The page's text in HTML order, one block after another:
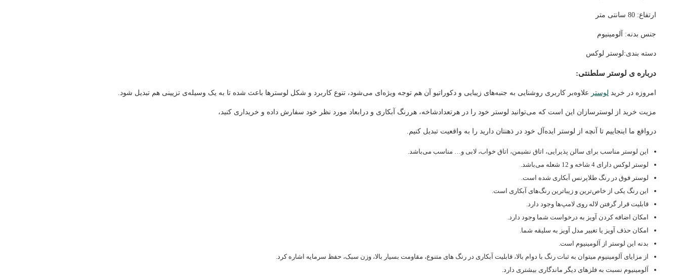
ارتفاع: 80 سانتی متر
جنس بدنه: آلومینیوم
دسته بندی:لوستر لوکس
درباره ی لوستر سلطنتی:
امروزه در خرید لوستر علاوه‌بر کاربری روشنایی به جنبه‌های زیبایی و دکوراتیو آن هم توجه ویژه‌ای می‌شود، تنوع کاربرد و شکل لوسترها باعث شده تا به یک وسیله‌ی تزیینی هم تبدیل شود.
مزیت خرید از لوسترسازان این است که می‌توانید لوستر خود را در هرتعدادشاخه، هررنگ آبکاری و درابعاد مورد نظر خود سفارش داده و خریداری کنید،
درواقع ما اینجاییم تا آنچه از لوستر ایده‌آل خود در ذهنتان دارید را به واقعیت تبدیل کنیم.
این لوستر مناسب برای سالن پذیرایی، اتاق نشیمن، اتاق خواب، لابی و… مناسب می‌باشد.
لوستر لوکس دارای 4 شاخه و 12 شعله می‌باشد.
لوستر فوق در رنگ طلاپرنس آبکاری شده است.
این رنگ یکی از خاص‌ترین و زیباترین رنگ‌های آبکاری است.
قابلیت قرار گرفتن لاله روی لامپ‌ها وجود دارد.
امکان اضافه کردن آویز به درخواست شما وجود دارد.
امکان حذف آویز یا تغییر مدل آویز به سلیقه شما.
بدنه این لوستر از آلومینیوم است.
از مزایای آلومینیوم میتوان به ثبات رنگ با دوام بالا، قابلیت آبکاری در رنگ های متنوع، مقاومت بسیار بالا، وزن سبک، حفظ سرمایه اشاره کرد.
آلومینیوم نسبت به فلزهای دیگر ماندگاری بیشتری دارد.